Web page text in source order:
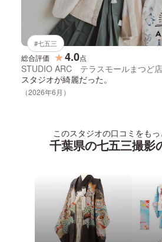
#七五三
総合評価 ★4.0点
STUDIO ARC テラスモールまつど店
スタジオが綺麗だった。
（2026年6月）
このスタジオの口コミをもっ
千葉県の七五三撮影